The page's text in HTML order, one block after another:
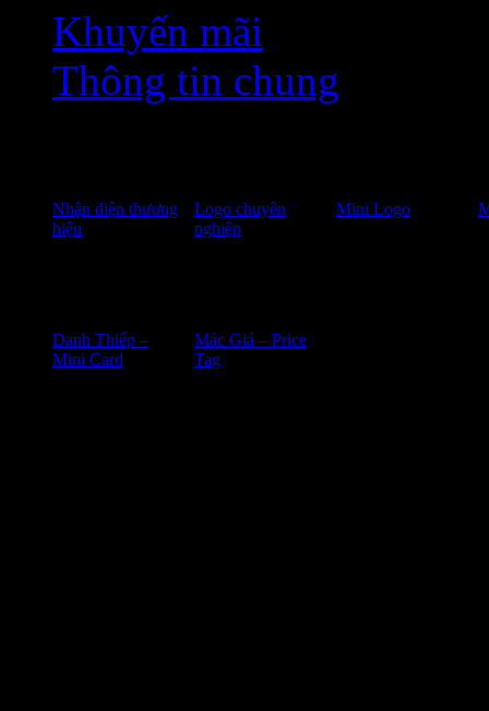
Khuyến mãi
Thông tin chung
Nhận diện thương
hiệu
Logo chuyên
nghiệp
Mini Logo
Danh Thiếp –
Mini Card
Mác Giá – Price
Tag